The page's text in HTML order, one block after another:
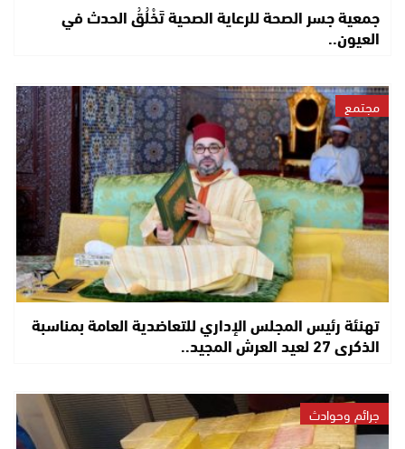
جمعية جسر الصحة للرعاية الصحية تَخْلُقُ الحدث في
العيون..
مجتمع
تهنئة رئيس المجلس الإداري للتعاضدية العامة بمناسبة
الذكرى 27 لعيد العرش المجيد..
جرائم وحوادث